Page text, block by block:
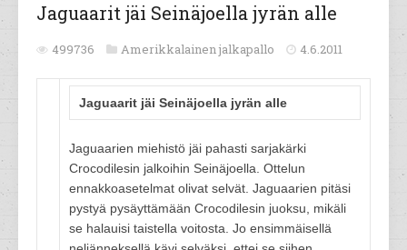
Jaguaarit jäi Seinäjoella jyrän alle
499736 Amerikkalainen jalkapallo 4.6.2011
Jaguaarit jäi Seinäjoella jyrän alle
Jaguaarien miehistö jäi pahasti sarjakärki
Crocodilesin jalkoihin Seinäjoella. Ottelun
ennakkoasetelmat olivat selvät. Jaguaarien pitäsi
pystyä pysäyttämään Crocodilesin juoksu, mikäli
se halauisi taistella voitosta. Jo ensimmäisellä